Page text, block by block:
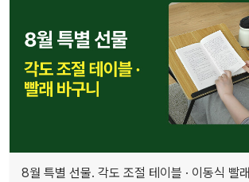
8월 특별 선물. 각도 조절 테이블 · 이동식 빨래